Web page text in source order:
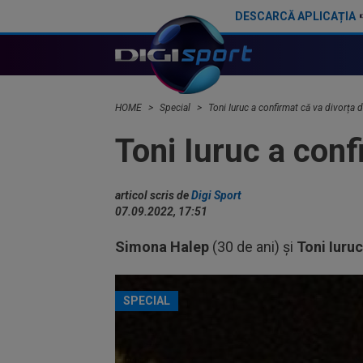
DESCARCĂ APLICAȚIA
HOME Special Toni Iuruc a confirmat că va divorța
Toni Iuruc a
articol scris deDigi Sport
07.09.2022, 17:51
Simona Halep (30 de ani) și Toni Iuruc
SPECIAL